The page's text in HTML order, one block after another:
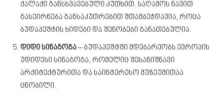
ქალაქი განსხვავებული კუთხით. საღამოს ნავით
გასეირნება განსაკუთრებით შთამბეჭდავია, როცა
ბუდაპეშტის ხიდები და შენობები განათებულია.
დიდი სინაგოგა– ბუდაპეშტში მდებარეობს ევროპის
უდიდესი სინაგოგა, რომელიც შესანიშნავი
არქიტექტურითა და საინტერესო მუზეუმითაა
ცნობილი.